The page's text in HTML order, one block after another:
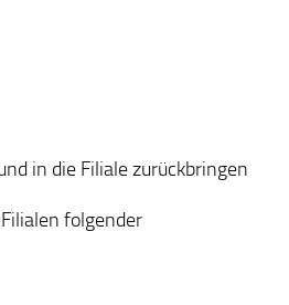
in die Filiale zurückbringen
folgender